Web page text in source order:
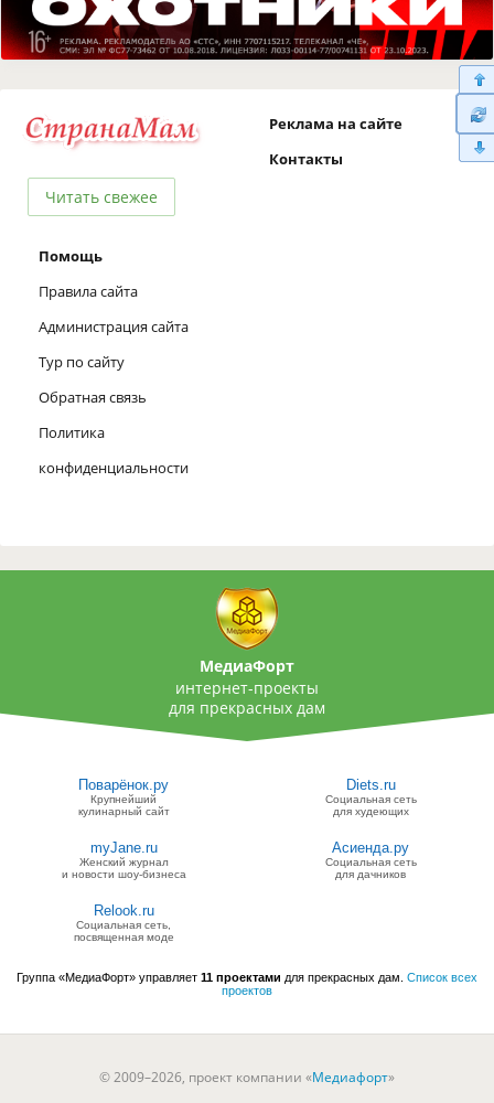
Читать свежее
Реклама на сайте
Контакты
Помощь
Правила сайта
Администрация сайта
Тур по сайту
Обратная связь
Политика
конфиденциальности
МедиаФорт
интернет-проекты
для прекрасных дам
Поварёнок.ру
Крупнейший
кулинарный сайт
Diets.ru
Социальная сеть
для худеющих
myJane.ru
Женский журнал
и новости шоу-бизнеса
Асиенда.ру
Социальная сеть
для дачников
Relook.ru
Социальная сеть,
посвященная моде
Группа «МедиаФорт» управляет 11 проектами для прекрасных дам. Список всех
проектов
© 2009–2026, проект компании «Медиафорт»